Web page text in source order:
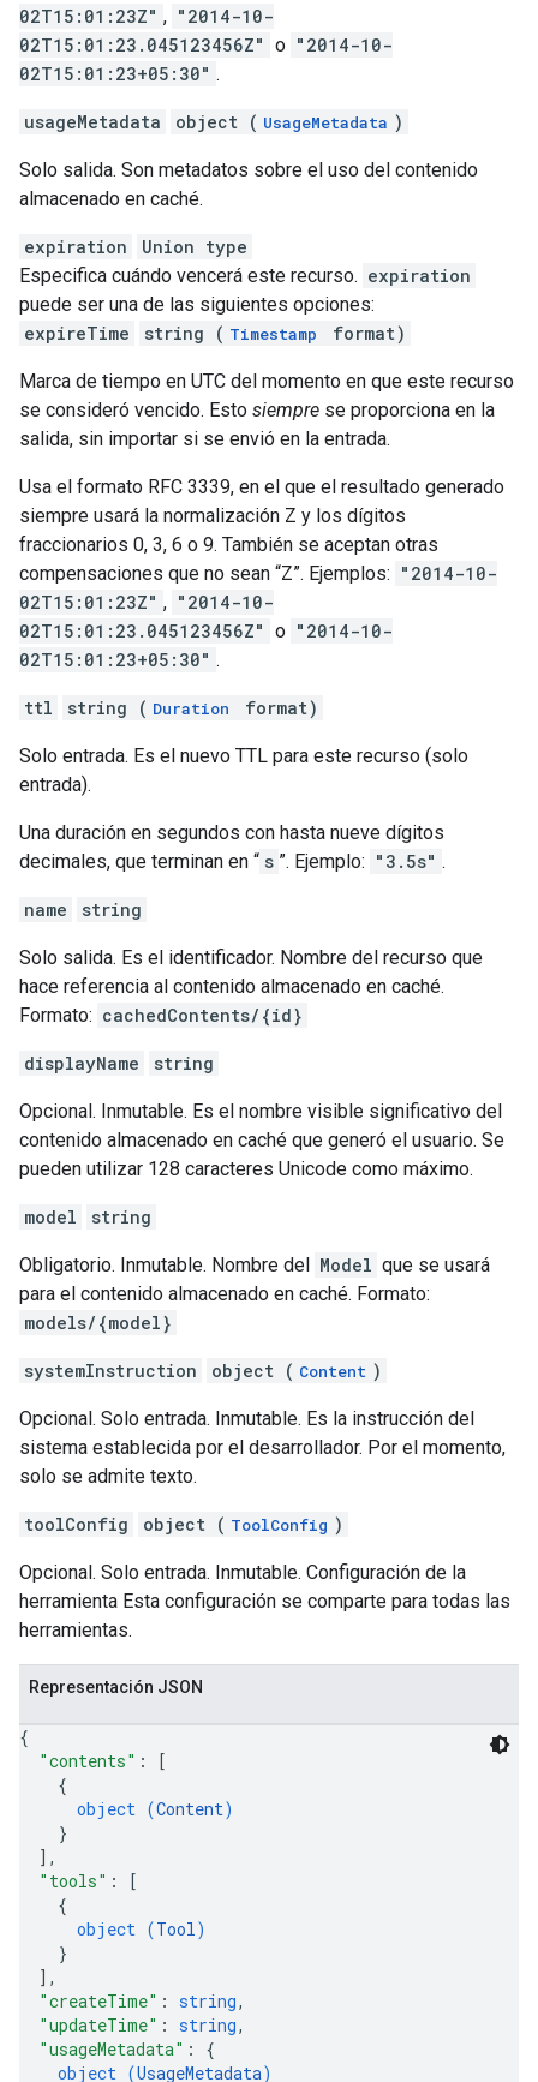
02T15:01:23Z" , "2014-10-
02T15:01:23.045123456Z" o "2014-10-
02T15:01:23+05:30" .
usageMetadata object ( UsageMetadata )
Solo salida. Son metadatos sobre el uso del contenido
almacenado en caché.
expiration
Union type
Especifica cuándo vencerá este recurso. expiration
puede ser una de las siguientes opciones:
expireTime
string ( Timestamp format)
Marca de tiempo en UTC del momento en que este recurso
se consideró vencido. Esto siempre se proporciona en la
salida, sin importar si se envió en la entrada.
Usa el formato RFC 3339, en el que el resultado generado
siempre usará la normalización Z y los dígitos
fraccionarios 0, 3, 6 o 9. También se aceptan otras
compensaciones que no sean “Z”. Ejemplos: "2014-10-
02T15:01:23Z" , "2014-10-
02T15:01:23.045123456Z" o "2014-10-
02T15:01:23+05:30" .
ttl string ( Duration format)
Solo entrada. Es el nuevo TTL para este recurso (solo
entrada).
Una duración en segundos con hasta nueve dígitos
decimales, que terminan en “ s ”. Ejemplo: "3.5s" .
name string
Solo salida. Es el identificador. Nombre del recurso que
hace referencia al contenido almacenado en caché.
Formato: cachedContents/{id}
displayName string
Opcional. Inmutable. Es el nombre visible significativo del
contenido almacenado en caché que generó el usuario. Se
pueden utilizar 128 caracteres Unicode como máximo.
model string
Obligatorio. Inmutable. Nombre del Model que se usará
para el contenido almacenado en caché. Formato:
models/{model}
systemInstruction object ( Content )
Opcional. Solo entrada. Inmutable. Es la instrucción del
sistema establecida por el desarrollador. Por el momento,
solo se admite texto.
toolConfig object ( ToolConfig )
Opcional. Solo entrada. Inmutable. Configuración de la
herramienta Esta configuración se comparte para todas las
herramientas.
Representación JSON
{
"contents" :
[
{
object (Content)
}
] ,
"tools" :
[
{
object (Tool)
}
] ,
"createTime" : string,
"updateTime" : string,
"usageMetadata" : {
object (UsageMetadata)